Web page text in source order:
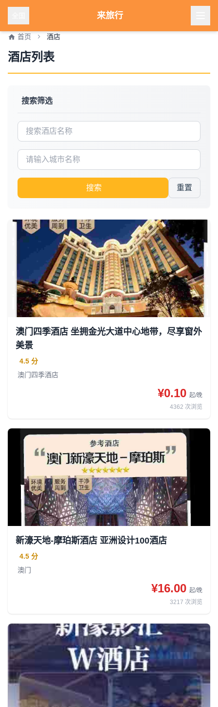
来旅行
首页 酒店
酒店列表
搜索筛选
搜索 重置
澳门四季酒店 坐拥金光大道中心地带，尽享窗外
美景
4.5 分
澳门四季酒店
¥0.10 起/晚
4362 次浏览
新濠天地-摩珀斯酒店 亚洲设计100酒店
4.5 分
澳门
¥16.00 起/晚
3217 次浏览